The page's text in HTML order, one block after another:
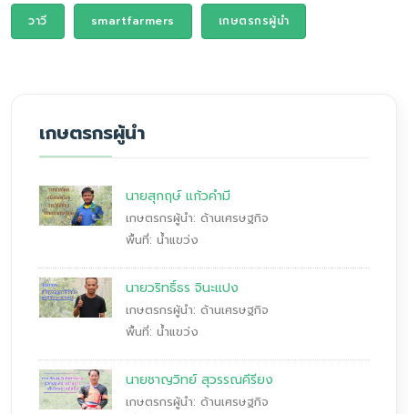
วาวี smartfarmers เกษตรกรผู้นำ
เกษตรกรผู้นำ
นายสุกฤษ์ แก้วคำมี
เกษตรกรผู้นำ: ด้านเศรษฐกิจ
พื้นที่: น้ำแขว่ง
นายวริทธิ์ธร จินะแปง
เกษตรกรผู้นำ: ด้านเศรษฐกิจ
พื้นที่: น้ำแขว่ง
นายชาญวิทย์ สุวรรณคีรียง
เกษตรกรผู้นำ: ด้านเศรษฐกิจ